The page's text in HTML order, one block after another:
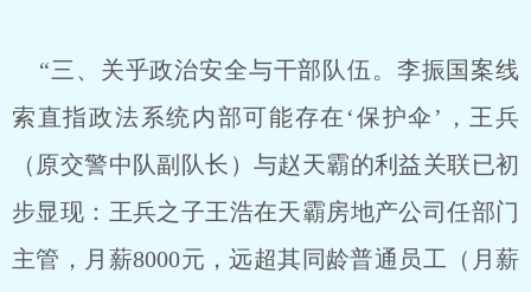
“三、关乎政治安全与干部队伍。李振国案线
索直指政法系统内部可能存在‘保护伞’，王兵
（原交警中队副队长）与赵天霸的利益关联已初
步显现：王兵之子王浩在天霸房地产公司任部门
主管，月薪8000元，远超其同龄普通员工（月薪